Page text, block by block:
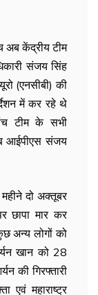
अब केंद्रीय टीम
संजय सिंह
(एनसीबी) की
में कर रहे थे
टीम के सभी
आईपीएस संजय
दो अक्तूबर
छापा मार कर
अन्य लोगों को
खान को 28
की गिरफ्तारी
एवं महाराष्ट्र